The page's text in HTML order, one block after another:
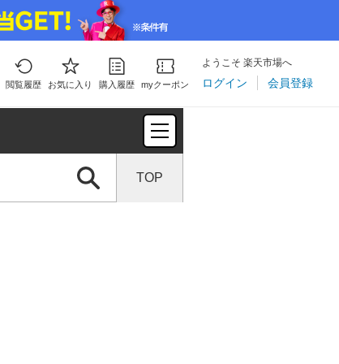
閲覧履歴 お気に入り 購入履歴 myクーポン
ようこそ 楽天市場へ
ログイン 会員登録
TOP